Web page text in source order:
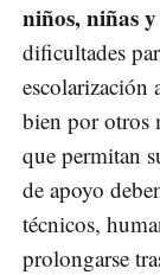
niños, niñas y
dificultades
escolarización
bien por otros
que permitan
de apoyo
técnicos,
prolongarse